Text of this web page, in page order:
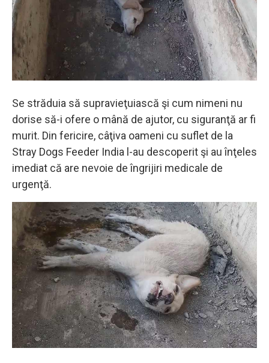
Se străduia să supravieţuiască şi cum nimeni nu
dorise să-i ofere o mână de ajutor, cu siguranţă ar fi
murit. Din fericire, câţiva oameni cu suflet de la
Stray Dogs Feeder India l-au descoperit şi au înţeles
imediat că are nevoie de îngrijiri medicale de
urgenţă.